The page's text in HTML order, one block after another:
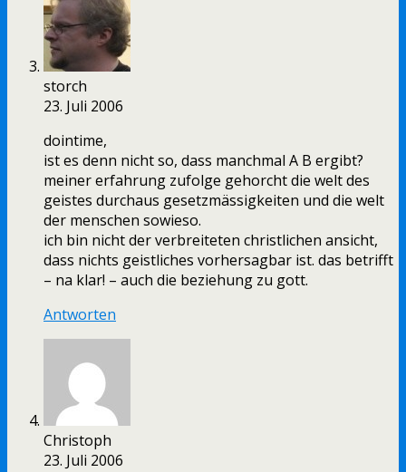
storch
23. Juli 2006
dointime,
ist es denn nicht so, dass manchmal A B ergibt?
meiner erfahrung zufolge gehorcht die welt des
geistes durchaus gesetzmässigkeiten und die welt
der menschen sowieso.
ich bin nicht der verbreiteten christlichen ansicht,
dass nichts geistliches vorhersagbar ist. das betrifft
– na klar! – auch die beziehung zu gott.
Antworten
Christoph
23. Juli 2006